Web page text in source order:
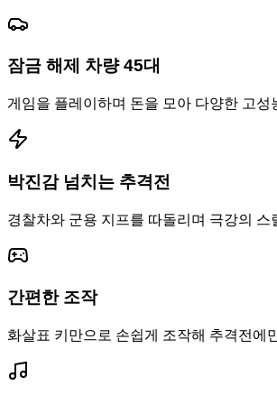
잠금 해제 차량 45대
게임을 플레이하며 돈을 모아 다양한 고성
박진감 넘치는 추격전
경찰차와 군용 지프를 따돌리며 극강의 스
간편한 조작
화살표 키만으로 손쉽게 조작해 추격전에